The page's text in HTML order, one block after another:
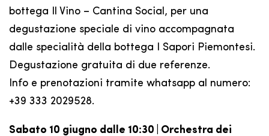
bottega Il Vino – Cantina Social, per una
degustazione speciale di vino accompagnata
dalle specialità della bottega I Sapori Piemontesi.
Degustazione gratuita di due referenze.
Info e prenotazioni tramite whatsapp al numero:
+39 333 2029528.
Sabato 10 giugno dalle 10:30 | Orchestra dei